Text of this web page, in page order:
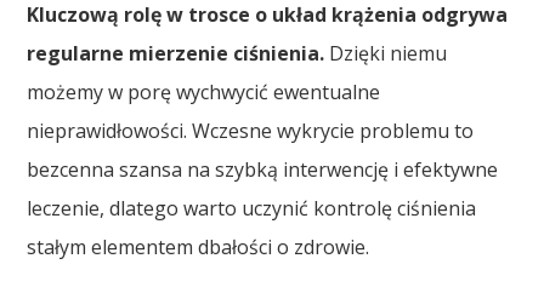
Kluczową rolę w trosce o układ krążenia odgrywa
regularne mierzenie ciśnienia. Dzięki niemu
możemy w porę wychwycić ewentualne
nieprawidłowości. Wczesne wykrycie problemu to
bezcenna szansa na szybką interwencję i efektywne
leczenie, dlatego warto uczynić kontrolę ciśnienia
stałym elementem dbałości o zdrowie.